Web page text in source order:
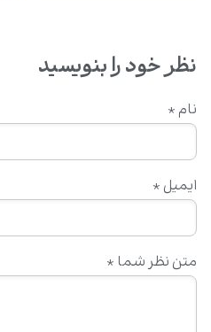
نظر خود را بنویسید
متن نظر شما *
نام *
ایمیل *